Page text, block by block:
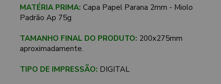
MATÉRIA PRIMA: Capa Papel Parana 2mm - Miolo
Padrão Ap 75g
TAMANHO FINAL DO PRODUTO: 200x275mm
aproximadamente.
TIPO DE IMPRESSÃO: DIGITAL